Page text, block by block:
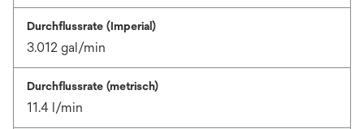
Durchflussrate (Imperial)
3.012 gal/min
Durchflussrate (metrisch)
11.4 l/min